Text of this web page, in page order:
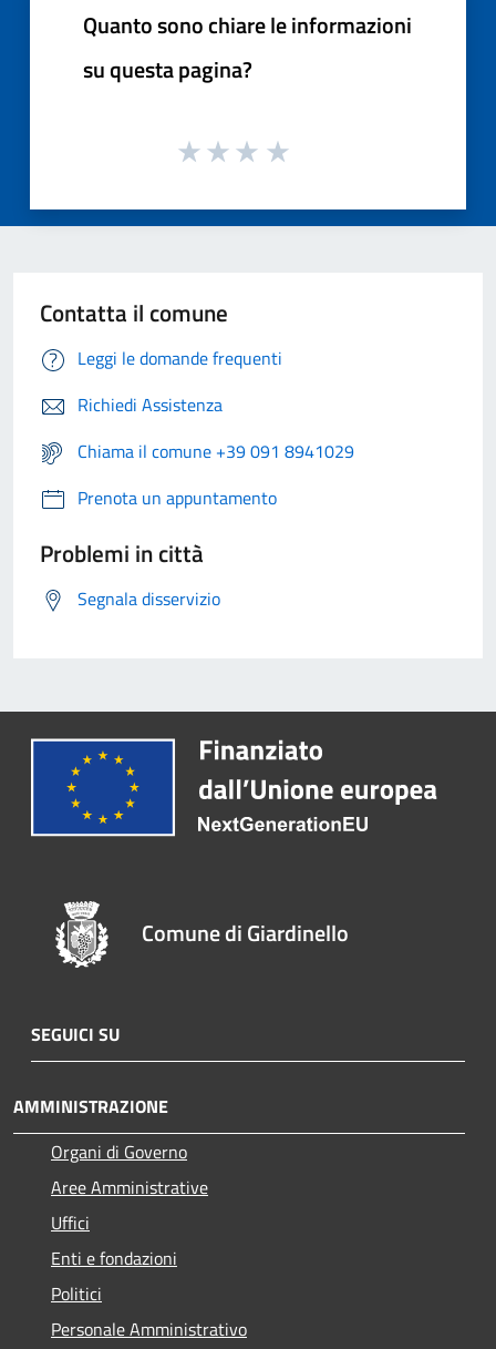
Quanto sono chiare le informazioni
su questa pagina?
Contatta il comune
Leggi le domande frequenti
Richiedi Assistenza
Chiama il comune +39 091 8941029
Prenota un appuntamento
Problemi in città
Segnala disservizio
Comune di Giardinello
SEGUICI SU
AMMINISTRAZIONE
Organi di Governo
Aree Amministrative
Uffici
Enti e fondazioni
Politici
Personale Amministrativo